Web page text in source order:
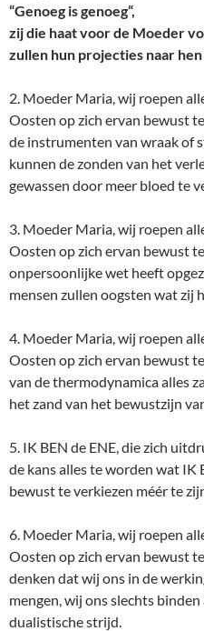
“Genoeg is genoeg“,
zij die haat voor de Moeder
zullen hun projecties naar
2. Moeder Maria, wij roepen
Oosten op zich ervan bewust
de instrumenten van wraak of
kunnen de zonden van het
gewassen door meer bloed te
3. Moeder Maria, wij roepen
Oosten op zich ervan bewust
onpersoonlijke wet heeft
mensen zullen oogsten wat zij
4. Moeder Maria, wij roepen
Oosten op zich ervan bewust
van de thermodynamica alles
het zand van het bewustzijn
5. IK BEN de ENE, die zich
de kans alles te worden wat IK
bewust te verkiezen méér te
6. Moeder Maria, wij roepen
Oosten op zich ervan bewust
denken dat wij ons in de
mengen, wij ons slechts
dualistische strijd.